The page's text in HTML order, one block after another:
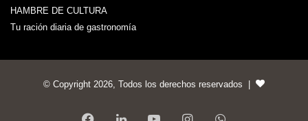
HAMBRE DE CULTURA
Tu ración diaria de gastronomía
© Copyright 2026, Todos los derechos reservados |